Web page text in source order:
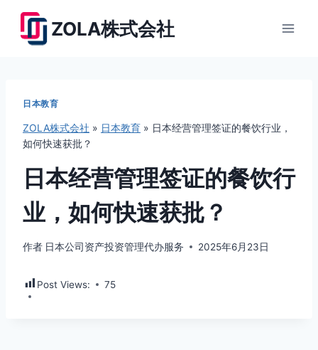
ZOLA株式会社
日本教育
ZOLA株式会社 » 日本教育 » 日本经营管理签证的餐饮行业，
如何快速获批？
日本经营管理签证的餐饮行
业，如何快速获批？
作者 日本公司资产投资管理代办服务 2025年6月23日
Post Views: 75